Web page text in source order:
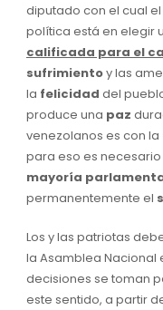
diputado con el cual
política está en elegir
calificada para el
sufrimientoy las
la felicidad del
produce una paz
venezolanos es con la
para eso es
mayoría
permanentemente el
Los y las patriotas
la Asamblea Nacional
decisiones se toman
este sentido, a partir